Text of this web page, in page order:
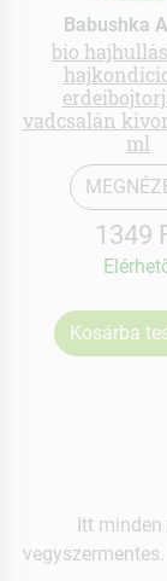
Babushka
bio
vadcsalán
ml
1349
Kosárba
Itt